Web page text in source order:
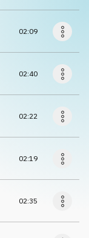
02:09
02:40
02:22
02:19
02:35